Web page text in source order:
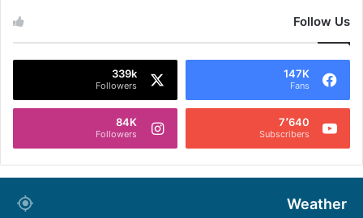
Follow Us
147K
Fans
339k
Followers
7٬640
Subscribers
84K
Followers
Weather